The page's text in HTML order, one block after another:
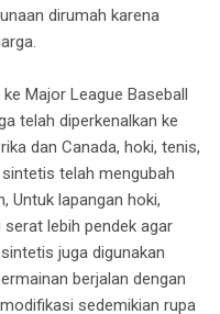
dirumah karena
Major League Baseball
telah diperkenalkan ke
dan Canada, hoki, tenis,
telah mengubah
Untuk lapangan hoki,
lebih pendek agar
juga digunakan
berjalan dengan
sedemikian rupa